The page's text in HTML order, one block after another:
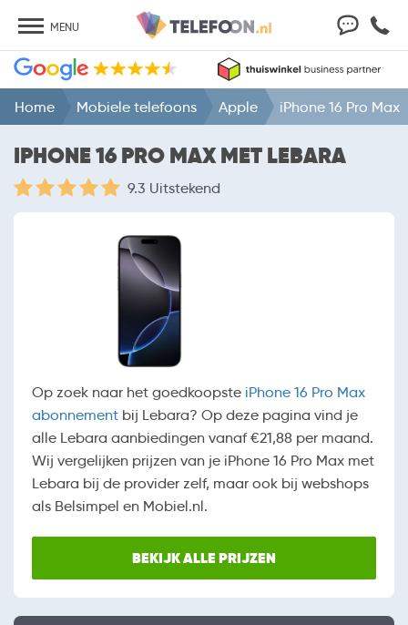
MENU
Home Mobiele telefoons Apple iPhone 16 Pro Max
IPHONE 16 PRO MAX MET LEBARA
9.3 Uitstekend
Op zoek naar het goedkoopste iPhone 16 Pro Max
abonnement bij Lebara? Op deze pagina vind je
alle Lebara aanbiedingen vanaf €21,88 per maand.
Wij vergelijken prijzen van je iPhone 16 Pro Max met
Lebara bij de provider zelf, maar ook bij webshops
als Belsimpel en Mobiel.nl.
BEKIJK ALLE PRIJZEN